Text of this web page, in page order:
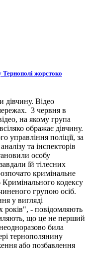
жорстоко
дівчину. Відео
3 червня в
на якому група
ображає дівчину.
управління поліції, за
та інспекторів
особу
їй тілесних
кримінальне
кодексу
групою осіб.
у вигляді
років", - повідомляють
що це не перший
била
тернополянину
або позбавлення